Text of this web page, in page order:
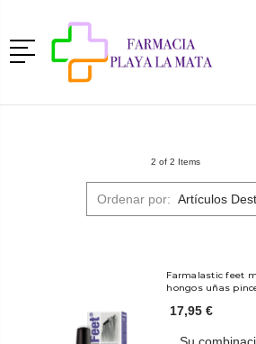
Menú
2 of 2 Items
Ordenar por:
Farmalastic feet
hongos uñas
17,95 €
Su